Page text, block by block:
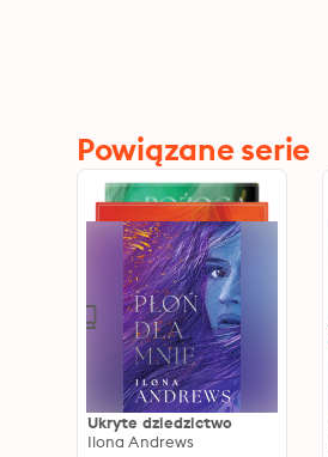
Powiązane serie
Ukryte dziedzictwo
Ilona Andrews